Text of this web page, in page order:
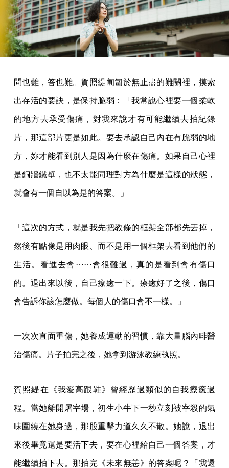
問也難，答也難。賀照緹匍匐於無止盡的難關裡，摸索
出存活的要訣，是保持脆弱：「我常說心裡要一個柔軟
的地方去承受傷痛，對我來說才有可能繼續去拍紀錄
片，那這部片更是如此。要去承認自己內在有脆弱的地
方，妳才能看到別人是因為什麼在傷痛。如果自己心裡
是銅牆鐵壁，也不太能同理對方為什麼是這樣的狀態，
就會有一個自以為是的答案。」
「這次的方式，就是我先把教條的框架全部都先丟掉，
然後有點像是用肉眼、而不是用一個框架去看到他們的
生活。看進去會⋯⋯會很難過，真的是看到會有傷口
的。退出來以後，自己療癒一下。療癒好了之後，傷口
會告訴你該怎麼做。每個人的傷口會不一樣。」
一次次直面重傷，她養成運動的習慣，靠大量腦內啡醫
治傷痛。片子拍完之後，她拿到游泳教練執照。
賀照緹在《我愛高跟鞋》曾經歷過類似的自我療癒過
程。當她離開屠宰場，初生小牛下一秒立刻被宰殺的氣
味圍繞在她身邊，那股重擊力道久久不散。她說，退出
來後畢竟還是要活下去，要在心裡給自己一個答案，才
能繼續拍下去。那拍完《未來無恙》的答案呢？「我還